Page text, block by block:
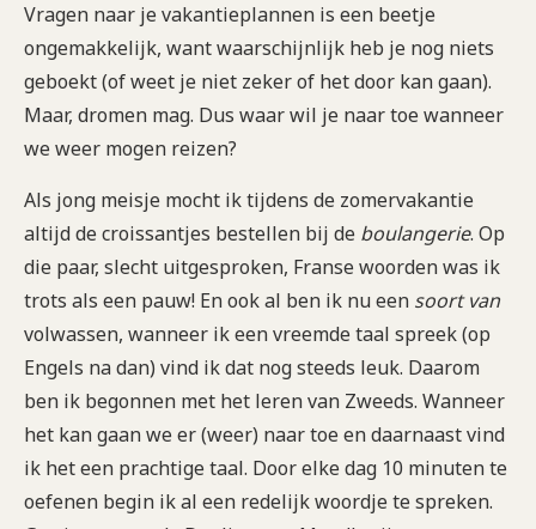
Vragen naar je vakantieplannen is een beetje
ongemakkelijk, want waarschijnlijk heb je nog niets
geboekt (of weet je niet zeker of het door kan gaan).
Maar, dromen mag. Dus waar wil je naar toe wanneer
we weer mogen reizen?
Als jong meisje mocht ik tijdens de zomervakantie
altijd de croissantjes bestellen bij de boulangerie. Op
die paar, slecht uitgesproken, Franse woorden was ik
trots als een pauw! En ook al ben ik nu een soort van
volwassen, wanneer ik een vreemde taal spreek (op
Engels na dan) vind ik dat nog steeds leuk. Daarom
ben ik begonnen met het leren van Zweeds. Wanneer
het kan gaan we er (weer) naar toe en daarnaast vind
ik het een prachtige taal. Door elke dag 10 minuten te
oefenen begin ik al een redelijk woordje te spreken.